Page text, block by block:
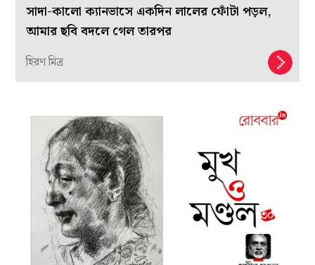
সাদা-কালো ক্যানভাসে একদিন লালের ফোঁটা পড়ল,
আমার ছবি বদলে গেল তারপর
হিরণ মিত্র